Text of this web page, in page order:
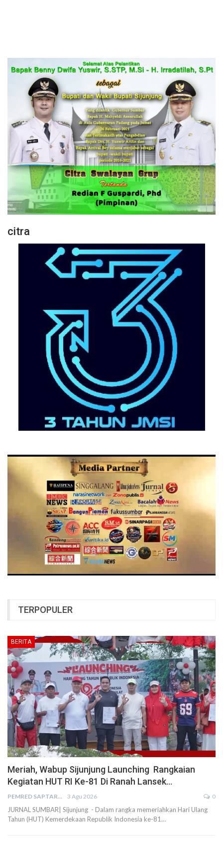
citra
TERPOPULER
BERITA
Meriah, Wabup Sijunjung Launching Rangkaian
Kegiatan HUT RI Ke-81 Di Ranah Lansek…
PEMRED SAPTARIUS 3 Agu 2026 0
JURNAL SUMBAR| Sijunjung - Dalam rangka memeriahkan Hari Ulang
Tahun (HUT) Kemerdekaan Republik Indonesia ke-81…